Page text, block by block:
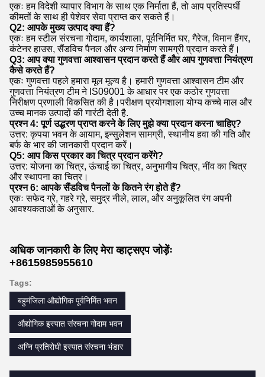
एकः हम विदेशी व्यापार विभाग के साथ एक निर्माता हैं, तो आप प्रतिस्पर्धी
कीमतों के साथ ही पेशेवर सेवा प्राप्त कर सकते हैं।
Q2: आपके मुख्य उत्पाद क्या हैं?
एकः हम स्टील संरचना गोदाम, कार्यशाला, पूर्वनिर्मित घर, गैरेज, विमान हैंगर,
कंटेनर हाउस, सैंडविच पैनल और अन्य निर्माण सामग्री प्रदान करते हैं।
Q3: आप क्या गुणवत्ता आश्वासन प्रदान करते हैं और आप गुणवत्ता नियंत्रण
कैसे करते हैं?
एकः गुणवत्ता पहले हमारा मूल मूल्य है। हमारी गुणवत्ता आश्वासन टीम और
गुणवत्ता नियंत्रण टीम ने IS09001 के आधार पर एक कठोर गुणवत्ता
निरीक्षण प्रणाली विकसित की है।परीक्षण प्रयोगशाला योग्य कच्चे माल और
उच्च मानक उत्पादों की गारंटी देती है.
प्रश्न 4: पूर्ण उद्धरण प्राप्त करने के लिए मुझे क्या प्रदान करना चाहिए?
उत्तर: कृपया भवन के आयाम, इन्सुलेशन सामग्री, स्थानीय हवा की गति और
बर्फ के भार की जानकारी प्रदान करें।
Q5: आप किस प्रकार का चित्र प्रदान करेंगे?
उत्तर: योजना का चित्र, ऊंचाई का चित्र, अनुभागीय चित्र, नींव का चित्र
और स्थापना का चित्र।
प्रश्न 6: आपके सैंडविच पैनलों के कितने रंग होते हैं?
एकः सफेद ग्रे, गहरे ग्रे, समुद्र नीले, लाल, और अनुकूलित रंग अपनी
आवश्यकताओं के अनुसार.
अधिक जानकारी के लिए मेरा व्हाट्सएप जोड़ेंः
+8615985955610
Tags:
बहुमंजिला औद्योगिक पूर्वनिर्मित भवन
औद्योगिक इस्पात संरचना गोदाम भवन
अग्नि प्रतिरोधी इस्पात संरचना भंडार